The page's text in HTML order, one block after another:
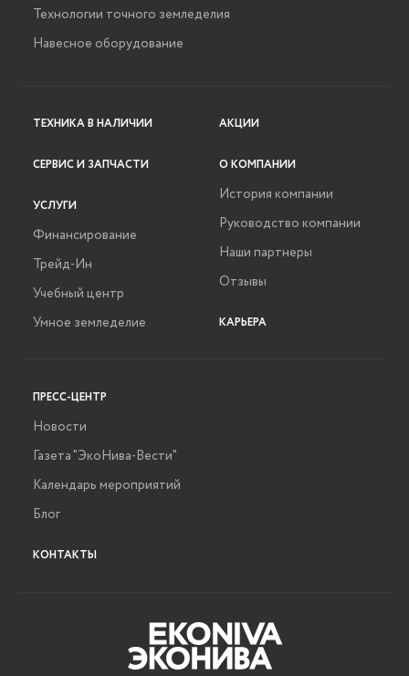
Технологии точного земледелия
Навесное оборудование
ТЕХНИКА В НАЛИЧИИ
СЕРВИС И ЗАПЧАСТИ
УСЛУГИ
Финансирование
Трейд-Ин
Учебный центр
Умное земледелие
АКЦИИ
О КОМПАНИИ
История компании
Руководство компании
Наши партнеры
Отзывы
КАРЬЕРА
ПРЕСС-ЦЕНТР
Новости
Газета "ЭкоНива-Вести"
Календарь мероприятий
Блог
КОНТАКТЫ